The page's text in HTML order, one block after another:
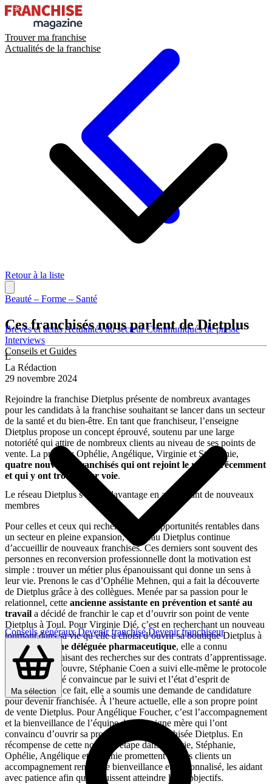
Trouver ma franchise
Actualités de la franchise
Brèves et actusActualités du secteurCommuniqués de presse
Interviews
Conseils et Guides
Conseils générauxDevenir franchiséDevenir franchiseur
Ma sélection
Retour à la liste
Beauté – Forme – Santé
Ces franchisés nous parlent de Dietplus
L
La Rédaction
29 novembre 2024
Rejoindre la franchise Dietplus présente de nombreux avantages
pour les candidats à la franchise souhaitant se lancer dans un secteur
de la santé et du bien-être. En tant que franchiseur, l’enseigne
Dietplus propose un concept éprouvé, soutenu par une large
notoriété qui attire de nombreux clients au niveau de ses points de
vente. La preuve : Ophélie, Angélique, Virginie et Stéphanie,
quatre nouveaux franchisés qui ont rejoint le réseau récemment
et qui y ont trouvé leur voie.
Le réseau Dietplus s’étend davantage en accueillant de nouveaux
membres
Pour celles et ceux qui recherchent des opportunités rentables dans
un secteur en pleine expansion, le réseau Dietplus continue
d’accueillir de nouveaux franchisés. Ces derniers sont souvent des
personnes en reconversion professionnelle dont la motivation est
simple : trouver un métier plus épanouissant qui donne un sens à
leur vie. Prenons le cas d’Ophélie Mehnen, qui a fait la découverte
de Dietplus grâce à des collègues. Menée par sa passion pour le
relationnel, cette ancienne assistante en prévention et santé au
travail a décidé de franchir le cap et d’ouvrir son point de vente
Dietplus à Toul. Pour Virginie Dié, c’est en recherchant un nouveau
tournant dans sa vie qu’elle a choisi d’ouvrir sa boutique Dietplus à
Jarny. Ancienne déléguée pharmaceutique, elle a connu
l’enseigne en faisant des recherches sur des contrats d’apprentissage.
À Ruelle-sur-Touvre, Stéphanie Coen a suivi elle-même le protocole
Dietplus et a été convaincue par le suivi et l’état d’esprit de
l’enseigne. De ce fait, elle a soumis une demande de candidature
pour devenir franchisée. À l’heure actuelle, elle a son propre point
de vente Dietplus. Pour Angélique Foucher, c’est l’accompagnement
et la bienveillance de l’équipe de l’enseigne mère qui l’ont
convaincu d’ouvrir sa propre enseigne franchisée Dietplus. En
récompense de cette nouvelle étape dans leur vie, Stéphanie,
Ophélie, Angélique et Virginie promettent à leurs clients un
accompagnement rempli de bienveillance et personnalisé, les aidant
avec patience afin qu’ils puissent atteindre leurs objectifs.